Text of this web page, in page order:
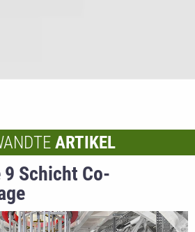
ARTIKEL
9 Schicht Co-